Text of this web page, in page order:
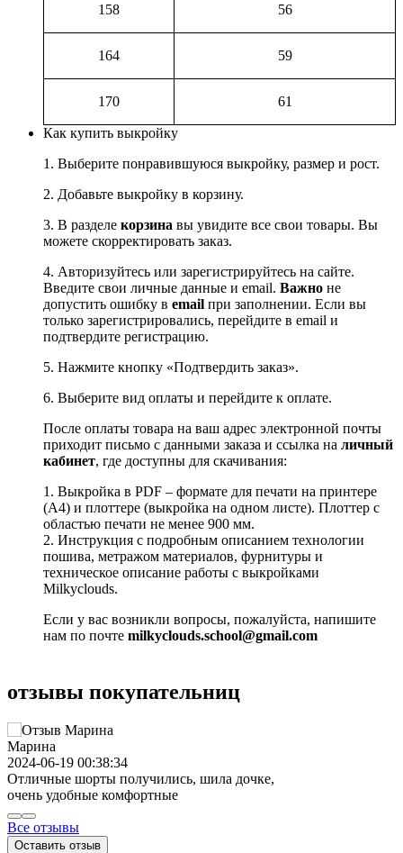
158 56
164 59
170 61
Как купить выкройку
1. Выберите понравившуюся выкройку, размер и рост.
2. Добавьте выкройку в корзину.
3. В разделе корзина вы увидите все свои товары. Вы
можете скорректировать заказ.
4. Авторизуйтесь или зарегистрируйтесь на сайте.
Введите свои личные данные и email. Важно не
допустить ошибку в email при заполнении. Если вы
только зарегистрировались, перейдите в email и
подтвердите регистрацию.
5. Нажмите кнопку «Подтвердить заказ».
6. Выберите вид оплаты и перейдите к оплате.
После оплаты товара на ваш адрес электронной почты
приходит письмо с данными заказа и ссылка на личный
кабинет, где доступны для скачивания:
1. Выкройка в PDF – формате для печати на принтере
(А4) и плоттере (выкройка на одном листе). Плоттер с
областью печати не менее 900 мм.
2. Инструкция с подробным описанием технологии
пошива, метражом материалов, фурнитуры и
техническое описание работы с выкройками
Milkyclouds.
Если у вас возникли вопросы, пожалуйста, напишите
нам по почте milkyclouds.school@gmail.com
отзывы покупательниц
Марина
2024-06-19 00:38:34
Отличные шорты получились, шила дочке,
очень удобные комфортные
Все отзывы
Оставить отзыв